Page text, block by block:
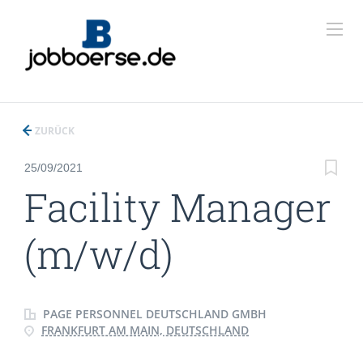
ZURÜCK
25/09/2021
Facility Manager
(m/w/d)
PAGE PERSONNEL DEUTSCHLAND GMBH
FRANKFURT AM MAIN, DEUTSCHLAND